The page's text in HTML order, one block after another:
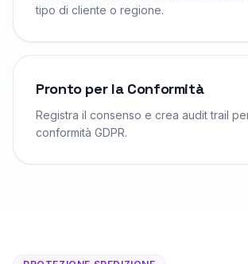
tipo di cliente o regione.
Pronto per la Conformità
Registra il consenso e crea audit trail
conformità GDPR.